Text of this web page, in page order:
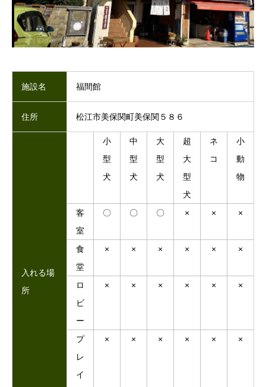
施設名 福間館
住所 松江市美保関町美保関５８６
入れる場
所
小
型
犬
中
型
犬
大
型
犬
超
大
型
犬
ネ
コ
小
動
物
客
室
〇 〇 〇 × × ×
食
堂
× × × × × ×
ロ
ビ
ー
× × × × × ×
プ
レ
イ
× × × × × ×